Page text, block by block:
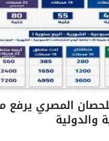
المصري يرفع
والدولية